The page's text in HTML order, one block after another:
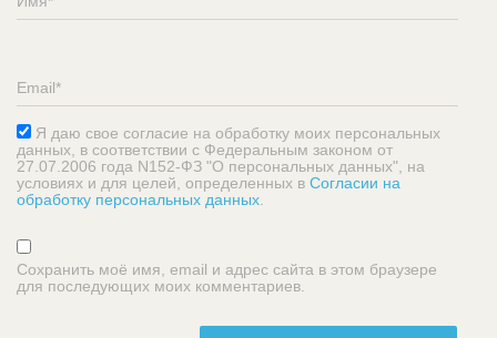
Я даю свое согласие на обработку моих персональных
данных, в соответствии с Федеральным законом от
27.07.2006 года N152-ФЗ "О персональных данных", на
условиях и для целей, определенных в Согласии на
обработку персональных данных
Сохранить моё имя, email и адрес сайта в этом браузере
для последующих моих комментариев.